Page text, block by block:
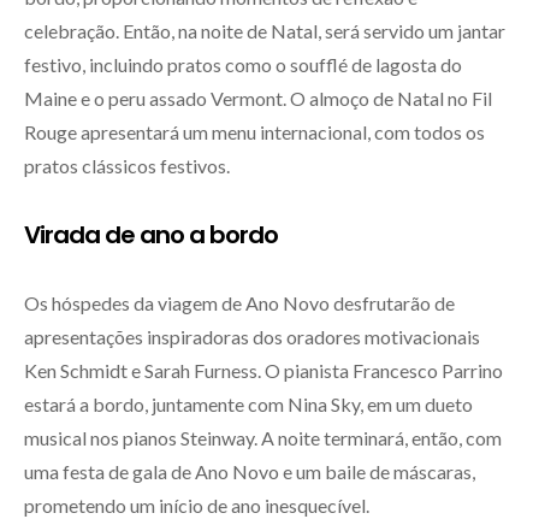
celebração. Então, na noite de Natal, será servido um jantar
festivo, incluindo pratos como o soufflé de lagosta do
Maine e o peru assado Vermont. O almoço de Natal no Fil
Rouge apresentará um menu internacional, com todos os
pratos clássicos festivos.
Virada de ano a bordo
Os hóspedes da viagem de Ano Novo desfrutarão de
apresentações inspiradoras dos oradores motivacionais
Ken Schmidt e Sarah Furness. O pianista Francesco Parrino
estará a bordo, juntamente com Nina Sky, em um dueto
musical nos pianos Steinway. A noite terminará, então, com
uma festa de gala de Ano Novo e um baile de máscaras,
prometendo um início de ano inesquecível.